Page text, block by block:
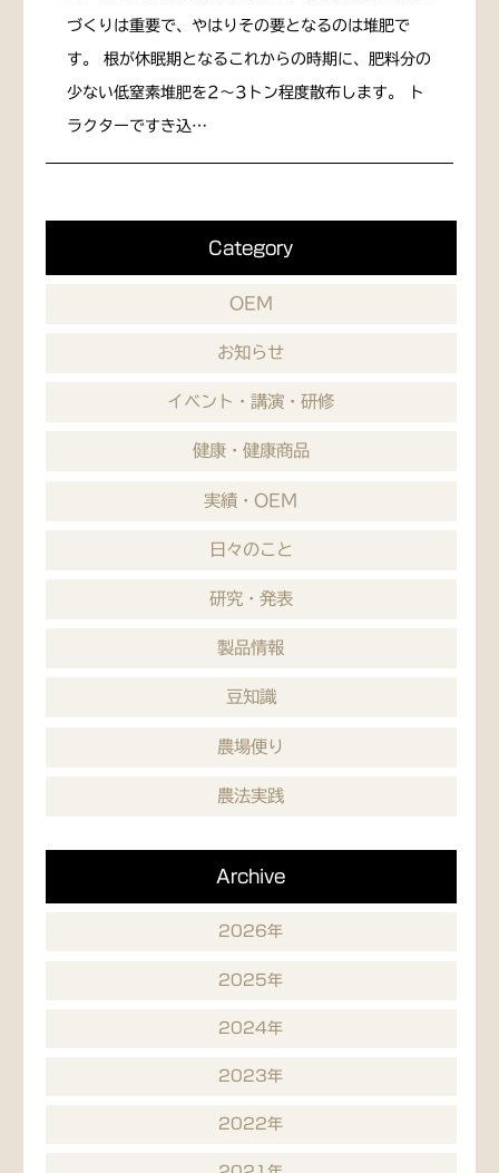
づくりは重要で、やはりその要となるのは堆肥で
す。 根が休眠期となるこれからの時期に、肥料分の
少ない低窒素堆肥を2〜3トン程度散布します。 ト
ラクターですき込…
Category
OEM
お知らせ
イベント・講演・研修
健康・健康商品
実績・OEM
日々のこと
研究・発表
製品情報
豆知識
農場便り
農法実践
Archive
2026年
2025年
2024年
2023年
2022年